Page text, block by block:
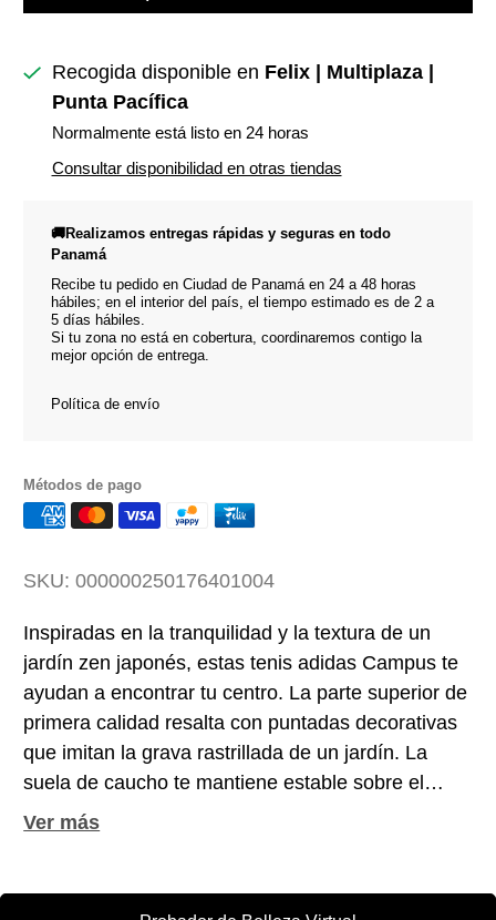
Recogida disponible en Felix | Multiplaza |
Punta Pacífica
Normalmente está listo en 24 horas
Consultar disponibilidad en otras tiendas
🚚Realizamos entregas rápidas y seguras en todo
Panamá
Recibe tu pedido en Ciudad de Panamá en 24 a 48 horas
hábiles; en el interior del país, el tiempo estimado es de 2 a
5 días hábiles.
Si tu zona no está en cobertura, coordinaremos contigo la
mejor opción de entrega.
Política de envío
Métodos de pago
SKU: 000000250176401004
Inspiradas en la tranquilidad y la textura de un
jardín zen japonés, estas tenis adidas Campus te
ayudan a encontrar tu centro. La parte superior de
primera calidad resalta con puntadas decorativas
que imitan la grava rastrillada de un jardín. La
suela de caucho te mantiene estable sobre el
suelo a cada paso.